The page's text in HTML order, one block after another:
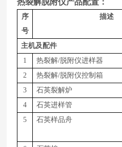
热裂解脱附仪产品配置：
序
号
描述
主机及配件
1
热裂解/脱附仪进样器
2
热裂解/脱附仪控制箱
3
石英裂解炉
4
石英进样管
5
石英样品舟